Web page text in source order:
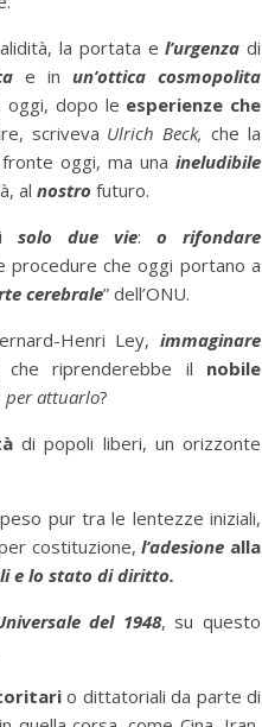
la portata el’urgenza di
e in un’ottica cosmopolita
oggi, dopo le esperienze che
scriveva Ulrich Beck, che la
oggi, ma unaineludibile
al nostro futuro.
solo due vie: o
rifondare
procedure che oggi portano a
cerebrale” dell’ONU.
Henri Ley,immaginare
che riprenderebbe il nobile
per attuarlo?
di popoli liberi, un orizzonte
pur tra le lentezze iniziali,
costituzione,l’adesione alla
e lo stato di diritto.
del 1948, su questo
o dittatoriali da parte di